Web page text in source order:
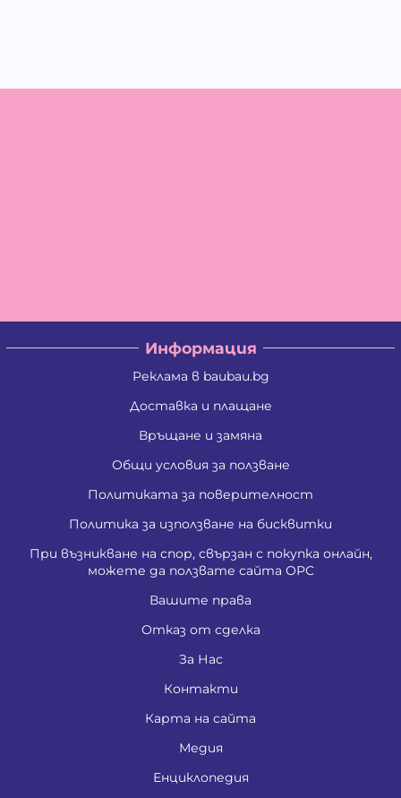
Информация
Реклама в baubau.bg
Доставка и плащане
Връщане и замяна
Общи условия за ползване
Политиката за поверителност
Политика за използване на бисквитки
При възникване на спор, свързан с покупка онлайн,
можете да ползвате сайта ОРС
Вашите права
Отказ от сделка
За Нас
Контакти
Карта на сайта
Медия
Енциклопедия